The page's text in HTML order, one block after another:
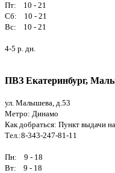
Пт: 10 - 21
Сб: 10 - 21
Вс: 10 - 21
4-5 р. дн.
ПВЗ Екатеринбург,
ул. Малышева, д.53
Метро: Динамо
Как добраться: Пункт выдачи
Тел.:8-343-247-81-11
Пн: 9 - 18
Вт: 9 - 18